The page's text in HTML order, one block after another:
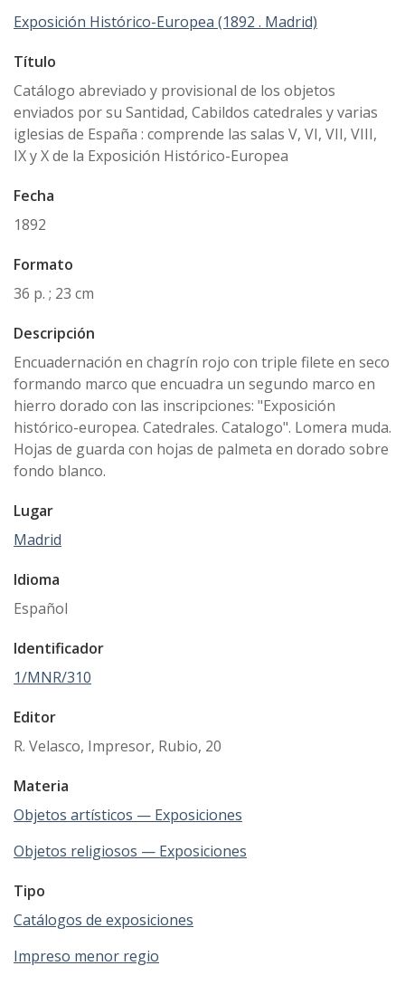
Exposición Histórico-Europea (1892 . Madrid)
Título
Catálogo abreviado y provisional de los objetos
enviados por su Santidad, Cabildos catedrales y varias
iglesias de España : comprende las salas V, VI, VII, VIII,
IX y X de la Exposición Histórico-Europea
Fecha
1892
Formato
36 p. ; 23 cm
Descripción
Encuadernación en chagrín rojo con triple filete en seco
formando marco que encuadra un segundo marco en
hierro dorado con las inscripciones: "Exposición
histórico-europea. Catedrales. Catalogo". Lomera muda.
Hojas de guarda con hojas de palmeta en dorado sobre
fondo blanco.
Lugar
Madrid
Idioma
Español
Identificador
1/MNR/310
Editor
R. Velasco, Impresor, Rubio, 20
Materia
Objetos artísticos — Exposiciones
Objetos religiosos — Exposiciones
Tipo
Catálogos de exposiciones
Impreso menor regio